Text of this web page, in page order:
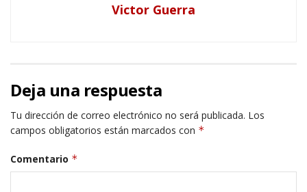
Victor Guerra
Deja una respuesta
Tu dirección de correo electrónico no será publicada. Los
campos obligatorios están marcados con *
Comentario *